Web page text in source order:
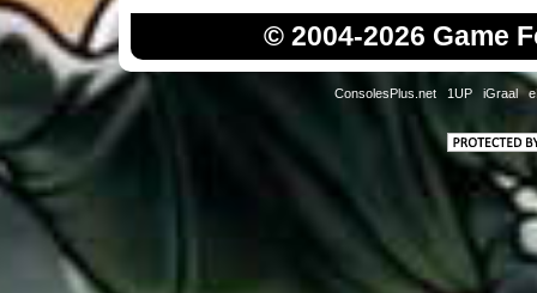
© 2004-2026 Game
ConsolesPlus.net 1UP iGraal